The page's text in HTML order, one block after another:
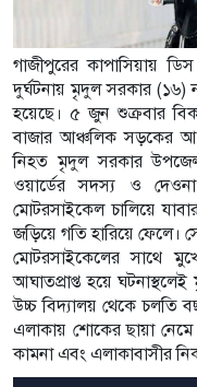
গাজীপুরের কাপাসিয়ায়
দুর্ঘটনায় মৃদুল সরকার (১৬)
হয়েছে। ৫ জুন শুক্রবার
বাজার আঞ্চলিক সড়কের
নিহত মৃদুল সরকার
ওয়ার্ডের সদস্য ও
মোটরসাইকেল চালিয়ে
জড়িয়ে গতি হারিয়ে ফেলে।
মোটরসাইকেলের সাথে
আঘাতপ্রাপ্ত হয়ে
উচ্চ বিদ্যালয় থেকে চলতি
এলাকায় শোকের ছায়া
কামনা এবং এলাকাবাসীর